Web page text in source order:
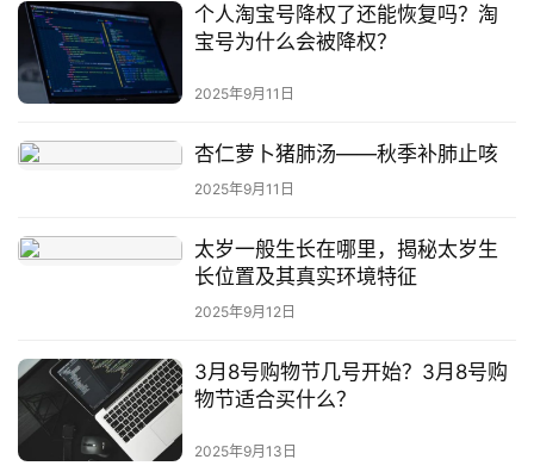
个人淘宝号降权了还能恢复吗？淘
宝号为什么会被降权？
2025年9月11日
杏仁萝卜猪肺汤——秋季补肺止咳
2025年9月11日
太岁一般生长在哪里，揭秘太岁生
长位置及其真实环境特征
2025年9月12日
3月8号购物节几号开始？3月8号购
物节适合买什么？
2025年9月13日